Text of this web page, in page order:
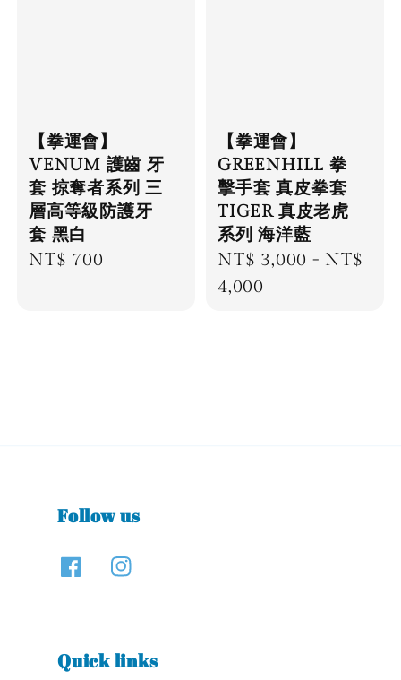
【拳運會】
VENUM 護齒 牙
套 掠奪者系列 三
層高等級防護牙
套 黑白
Regular
NT$ 700
【拳運會】
GREENHILL 拳
擊手套 真皮拳套
TIGER 真皮老虎
系列 海洋藍
Regular
price
NT$ 3,000 - NT$
4,000
Follow us
Quick links